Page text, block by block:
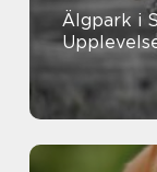
Älgpark i